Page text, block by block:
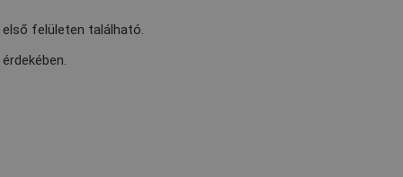
első felületen található.